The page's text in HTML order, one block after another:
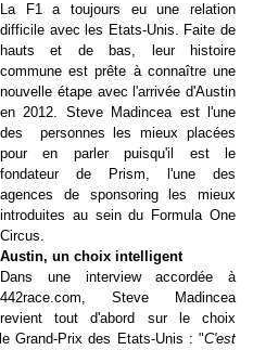
La F1 a toujours eu une relation
difficile avec les Etats-Unis. Faite de
hauts et de bas, leur histoire
commune est prête à connaître une
nouvelle étape avec l'arrivée d'Austin
en 2012. Steve Madincea est l'une
des personnes les mieux placées
pour en parler puisqu'il est le
fondateur de Prism, l'une des
agences de sponsoring les mieux
introduites au sein du Formula One
Circus.
Austin, un choix intelligent
Dans une interview accordée à
442race.com, Steve Madincea
revient tout d'abord sur le choix
Grand-Prix des Etats-Unis : "C'est